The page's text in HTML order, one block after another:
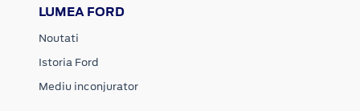
LUMEA FORD
Noutati
Istoria Ford
Mediu inconjurator